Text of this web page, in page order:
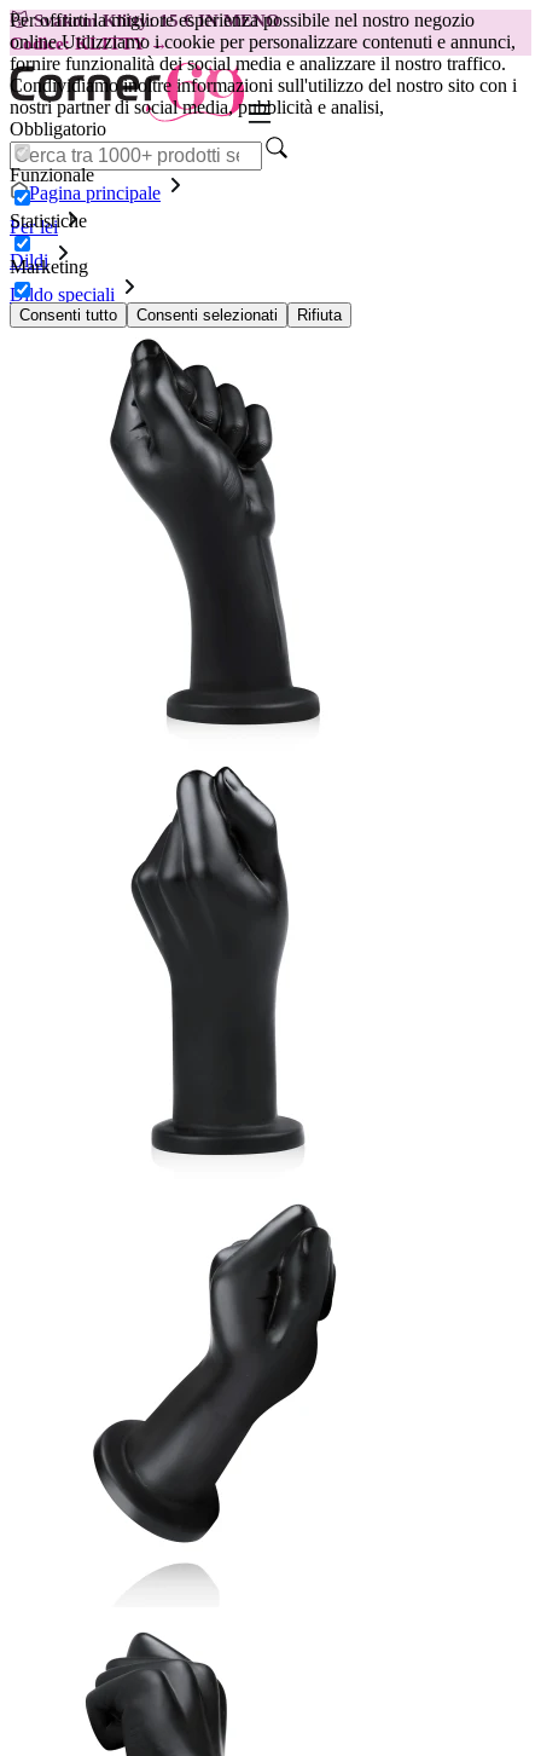
Per offrirti la migliore esperienza possibile nel nostro negozio
online.Utilizziamo i cookie per personalizzare contenuti e annunci,
fornire funzionalità dei social media e analizzare il nostro traffico.
Condividiamo inoltre informazioni sull'utilizzo del nostro sito con i
nostri partner di social media, pubblicità e analisi,
Obbligatorio
Funzionale
Statistiche
Marketing
Consenti tutto Consenti selezionati Rifiuta
😽Svakom Klitty: 15 € IN MENO
Codice: KLITTY →
Pagina principale
Per lei
Dildi
Dildo speciali
Fist Dildo FistCorps